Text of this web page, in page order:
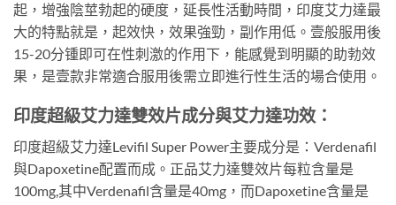
起，增強陰莖勃起的硬度，延長性活動時間，印度艾力達最
大的特點就是，起效快，效果強勁，副作用低。壹般服用後
15-20分锺即可在性刺激的作用下，能感覺到明顯的助勃效
果，是壹款非常適合服用後需立即進行性生活的場合使用。
印度超級艾力達雙效片成分與艾力達功效：
印度超級艾力達Levifil Super Power主要成分是：Verdenafil
與Dapoxetine配置而成。正品艾力達雙效片每粒含量是
100mg,其中Verdenafil含量是40mg，而Dapoxetine含量是